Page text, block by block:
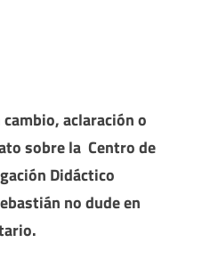
aclaración o
sobre la Centro de
Didáctico
no dude en